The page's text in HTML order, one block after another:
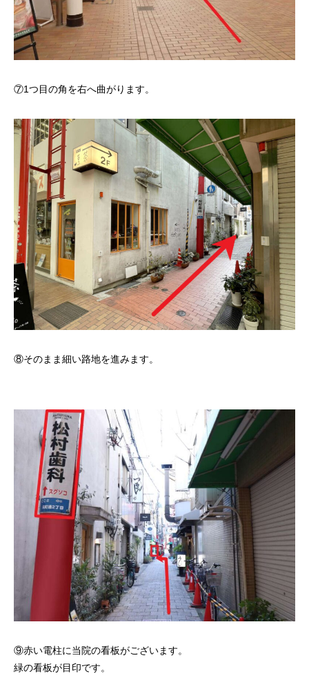
⑦1つ目の角を右へ曲がります。
⑧そのまま細い路地を進みます。
⑨赤い電柱に当院の看板がございます。
緑の看板が目印です。